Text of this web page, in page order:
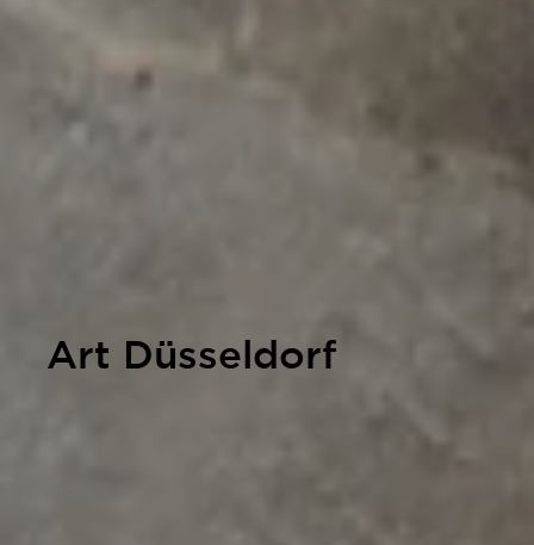
Art Düsseldorf